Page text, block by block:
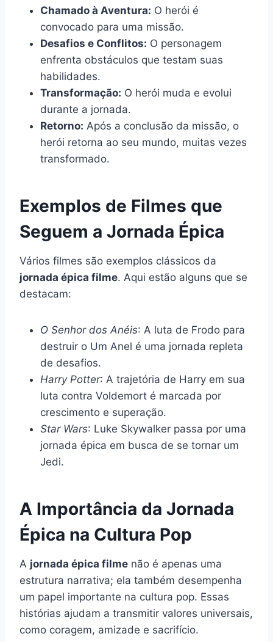
Chamado à Aventura: O herói é
convocado para uma missão.
Desafios e Conflitos: O personagem
enfrenta obstáculos que testam suas
habilidades.
Transformação: O herói muda e evolui
durante a jornada.
Retorno: Após a conclusão da missão, o
herói retorna ao seu mundo, muitas vezes
transformado.
Exemplos de Filmes que
Seguem a Jornada Épica
Vários filmes são exemplos clássicos da
jornada épica filme. Aqui estão alguns que se
destacam:
O Senhor dos Anéis: A luta de Frodo para
destruir o Um Anel é uma jornada repleta
de desafios.
Harry Potter: A trajetória de Harry em sua
luta contra Voldemort é marcada por
crescimento e superação.
Star Wars: Luke Skywalker passa por uma
jornada épica em busca de se tornar um
Jedi.
A Importância da Jornada
Épica na Cultura Pop
A jornada épica filme não é apenas uma
estrutura narrativa; ela também desempenha
um papel importante na cultura pop. Essas
histórias ajudam a transmitir valores universais,
como coragem, amizade e sacrifício.